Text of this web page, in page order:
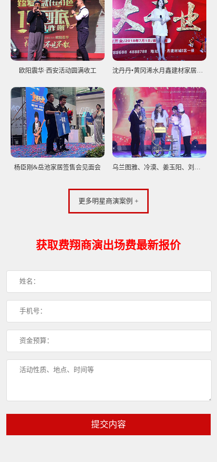
欧阳震华·西安活动圆满收工
杨臣刚&岳池家居签售会见面会 乌兰图雅、冷漠、姜玉阳、刘子璇众星聚集神农架松柏慢城国际音乐节圆满落幕！
更多明星商演案例 +
获取费翔商演出场费最新报价
提交内容